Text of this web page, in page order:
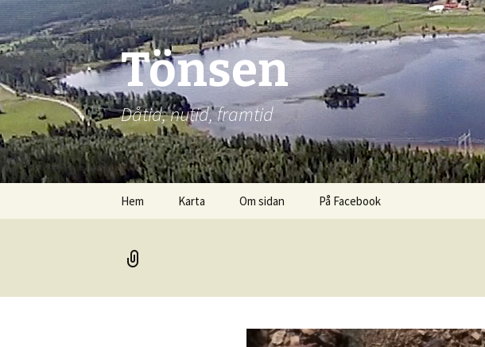
Hoppa
till
innehåll
Tönsen
Dåtid, nutid, framtid
Hem Karta Om sidan På Facebook